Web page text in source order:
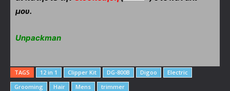
μου.
Unpackman
TAGS 12 in 1 Clipper Kit DG-800B Digoo
Electric
Grooming
Hair Mens trimmer